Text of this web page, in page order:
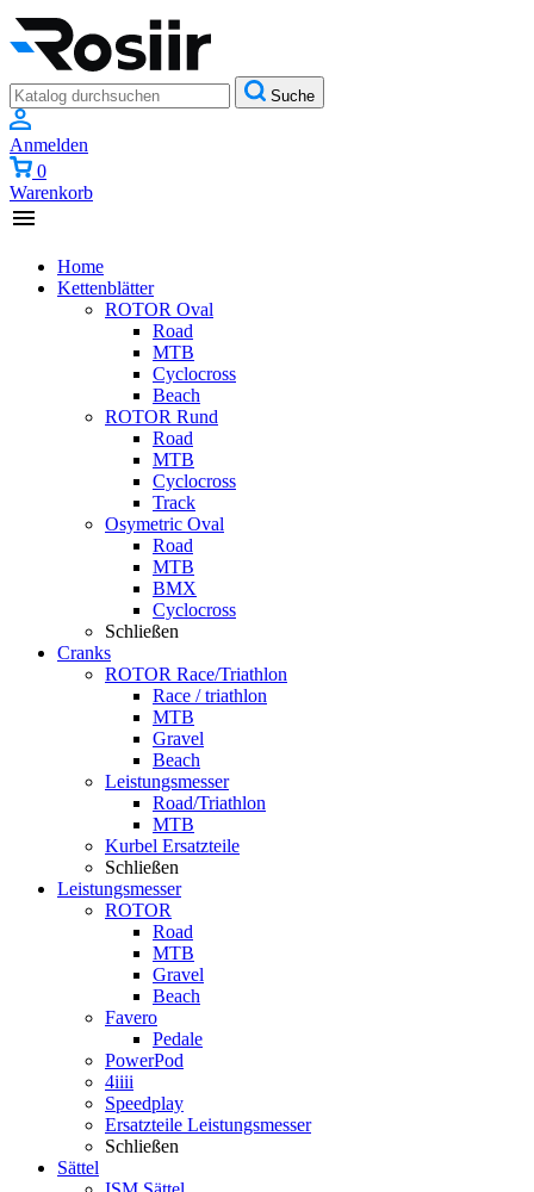
Suche
Anmelden
0
Warenkorb
Home
Kettenblätter
ROTOR Oval
Road
MTB
Cyclocross
Beach
ROTOR Rund
Road
MTB
Cyclocross
Track
Osymetric Oval
Road
MTB
BMX
Cyclocross
Schließen
Cranks
ROTOR Race/Triathlon
Race / triathlon
MTB
Gravel
Beach
Leistungsmesser
Road/Triathlon
MTB
Kurbel Ersatzteile
Schließen
Leistungsmesser
ROTOR
Road
MTB
Gravel
Beach
Favero
Pedale
PowerPod
4iiii
Speedplay
Ersatzteile Leistungsmesser
Schließen
Sättel